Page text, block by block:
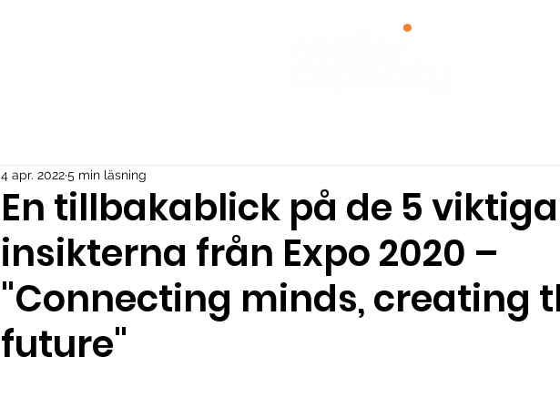
En tillbakablick på de 5
insikterna från Expo 2020 –
"Connecting minds, creating
future"
4 apr. 20225 min läsning